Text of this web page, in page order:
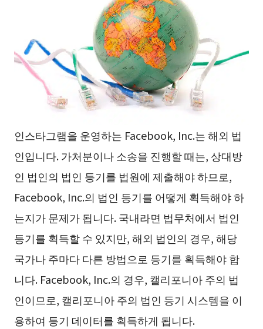
인스타그램을 운영하는 Facebook, Inc.는 해외 법
인입니다. 가처분이나 소송을 진행할 때는, 상대방
인 법인의 법인 등기를 법원에 제출해야 하므로,
Facebook, Inc.의 법인 등기를 어떻게 획득해야 하
는지가 문제가 됩니다. 국내라면 법무처에서 법인
등기를 획득할 수 있지만, 해외 법인의 경우, 해당
국가나 주마다 다른 방법으로 등기를 획득해야 합
니다. Facebook, Inc.의 경우, 캘리포니아 주의 법
인이므로, 캘리포니아 주의 법인 등기 시스템을 이
용하여 등기 데이터를 획득하게 됩니다.